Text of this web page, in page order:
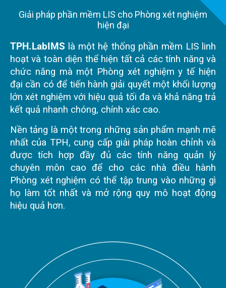
Giải pháp phần mềm LIS cho Phòng xét nghiệm
hiện đại
TPH.LabIMS là một hệ thống phần mềm LIS linh
hoạt và toàn diện thể hiện tất cả các tính năng và
chức năng mà một Phòng xét nghiệm y tế hiện
đại cần có để tiến hành giải quyết một khối lượng
lớn xét nghiệm với hiệu quả tối đa và khả năng trả
kết quả nhanh chóng, chính xác cao.
Nền tảng là một trong những sản phẩm mạnh mẽ
nhất của TPH, cung cấp giải pháp hoàn chỉnh và
được tích hợp đầy đủ các tính năng quản lý
chuyên môn cao để cho các nhà điều hành
Phòng xét nghiệm có thể tập trung vào những gì
họ làm tốt nhất và mở rộng quy mô hoạt động
hiệu quả hơn.